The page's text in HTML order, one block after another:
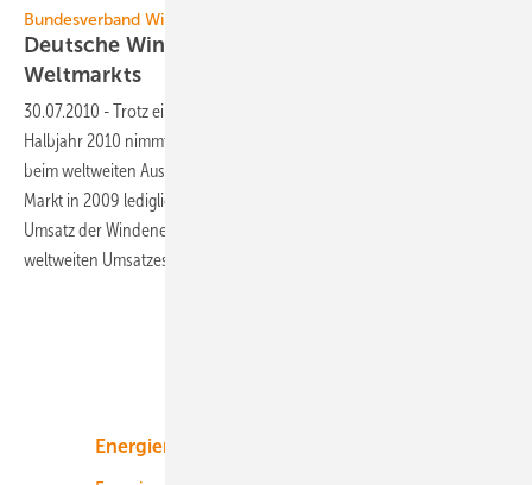
Bundesverband WindEnergie
Deutsche Windindustrie nutzt die Chancen des
Weltmarkts
30.07.2010 -Trotz eines leicht rückläufigen Heimatmarkts im ersten
Halbjahr 2010 nimmt die deutsche Windindustrie eine Spitzenstellung
beim weltweiten Ausbau der Windenergie ein. Während der deutsche
Markt in 2009 lediglich 6 % des Weltmarkts ausmachte, betrug der
Umsatz der Windenergieanlagenhersteller in Deutschland 17,5 % des
weltweiten Umsatzes. Dabei betrug die Exportquote 75
Energiemarkt